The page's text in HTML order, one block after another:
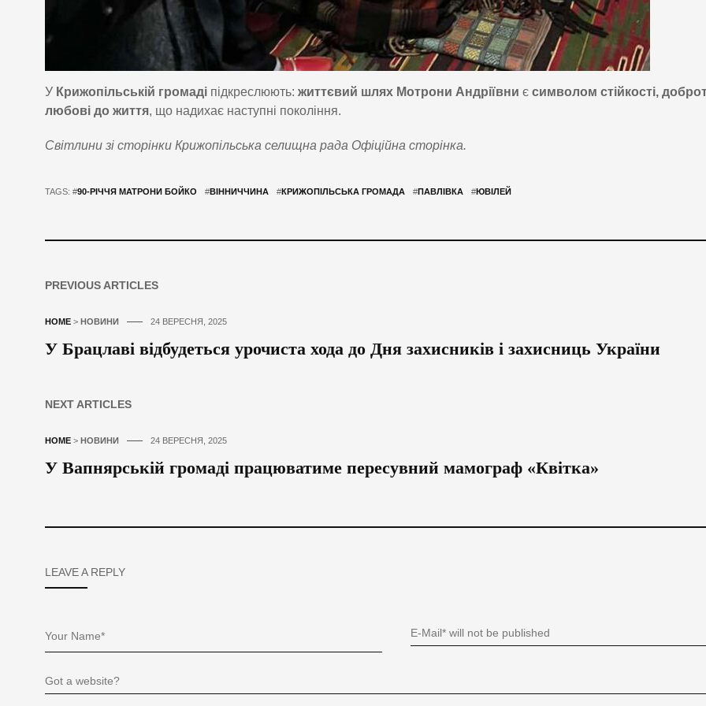
У Крижопільській громаді підкреслюють: життєвий шлях Мотрони Андріївни є символом стійкості,
любові до життя, що надихає наступні покоління.
Світлини зі сторінки Крижопільська селищна рада Офіційна сторінка.
TAGS: #90-РІЧЧЯ МАТРОНИ БОЙКО #ВІННИЧЧИНА #КРИЖОПІЛЬСЬКА ГРОМАДА #ПАВЛІВКА #ЮВІЛЕЙ
PREVIOUS ARTICLES
HOME > НОВИНИ 24 ВЕРЕСНЯ, 2025
У Брацлаві відбудеться урочиста хода до Дня захисників і захисниць України
NEXT ARTICLES
HOME > НОВИНИ 24 ВЕРЕСНЯ, 2025
У Вапнярській громаді працюватиме пересувний мамограф «Квітка»
LEAVE A REPLY